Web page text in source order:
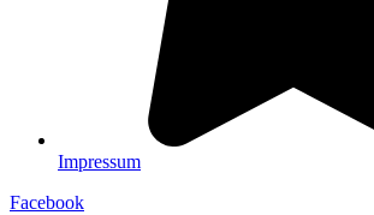
Impressum
Facebook